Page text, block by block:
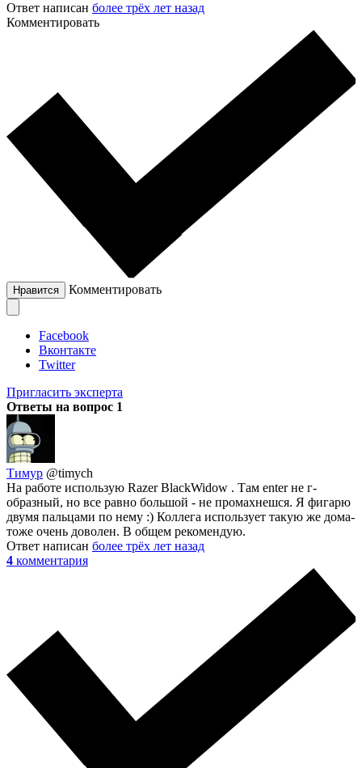
Ответ написан более трёх лет назад
Комментировать
Нравится Комментировать
Facebook
Вконтакте
Twitter
Пригласить эксперта
Ответы на вопрос 1
Тимур @timych
На работе использую Razer BlackWidow . Там enter не г-
образный, но все равно большой - не промахнешся. Я фигарю
двумя пальцами по нему :) Коллега использует такую же дома-
тоже очень доволен. В общем рекомендую.
Ответ написан более трёх лет назад
4 комментария